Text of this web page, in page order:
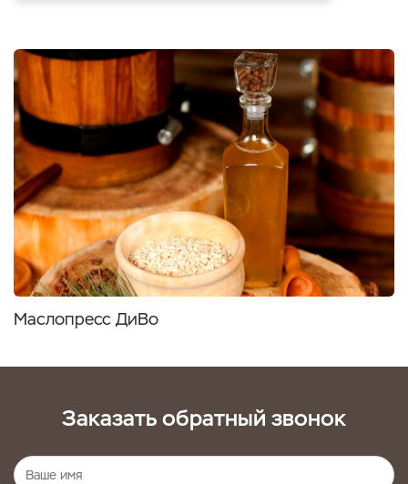
Маслопресс ДиВо
Заказать обратный звонок